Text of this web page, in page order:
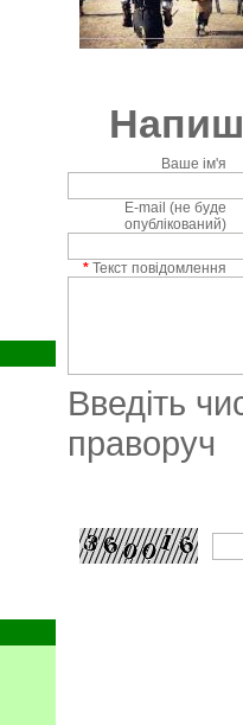
Ваше ім'я
E-mail (не буде
опублікований)
* Текст повідомлення
Введіть
праворуч